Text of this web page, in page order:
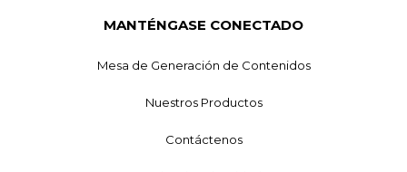
MANTÉNGASE CONECTADO
Mesa de Generación de Contenidos
Nuestros Productos
Contáctenos